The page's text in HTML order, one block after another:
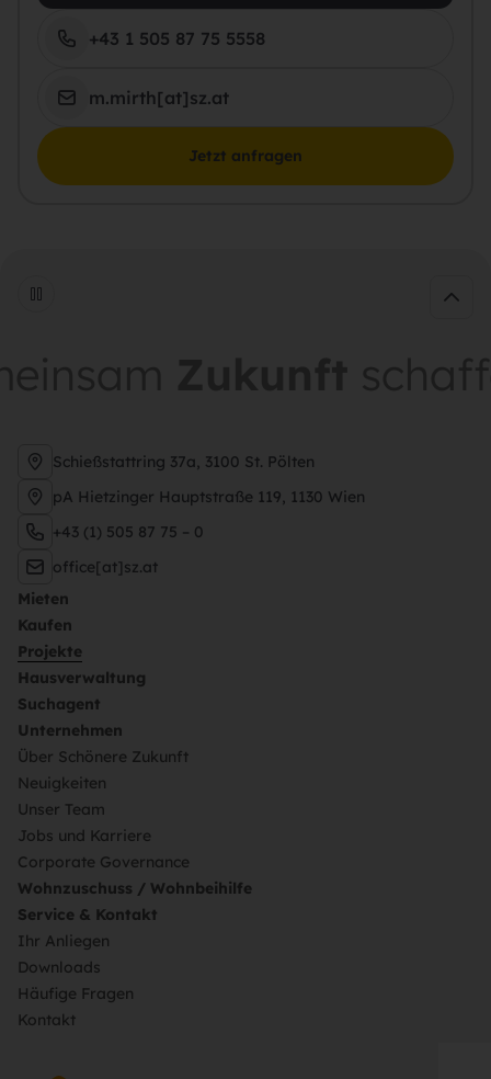
+43 1 505 87 75 5558
m.mirth[at]sz.at
Jetzt anfragen
Schießstattring 37a, 3100 St. Pölten
pA Hietzinger Hauptstraße 119, 1130 Wien
+43 (1) 505 87 75 – 0
office[at]sz.at
Mieten
Kaufen
Projekte
Hausverwaltung
Suchagent
Unternehmen
Über Schönere Zukunft
Neuigkeiten
Unser Team
Jobs und Karriere
Corporate Governance
Wohnzuschuss / Wohnbeihilfe
Service & Kontakt
Ihr Anliegen
Downloads
Häufige Fragen
Kontakt